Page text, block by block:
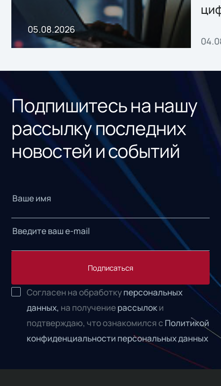
05.08.2026
Подпишитесь на нашу
рассылку последних
новостей и событий
Подписаться
Согласен на обработкуперсональных
данных, на получениерассылоки
подтверждаю, что ознакомился с Политикой
конфиденциальности персональных данных